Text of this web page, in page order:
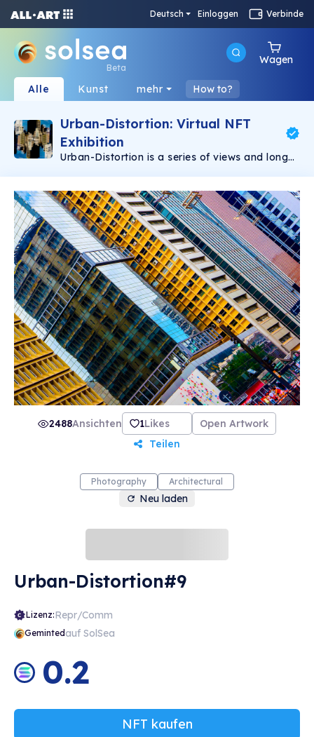
Deutsch Einloggen Verbinde
Beta
Wagen
Alle Kunst mehr How to?
Urban-Distortion: Virtual NFT
Exhibition
Urban-Distortion is a series of views and long
Pardini | instagram @art.pardini | twitter
@artpardini | linktr.ee/art.pardini | graphic
designer and photographer from são paulo,
brazil, living in ubatuba
2488Ansichten 1Likes
Open Artwork
Teilen
Photography Architectural
Neu laden
Urban-Distortion#9
Lizenz:Repr/Comm
Gemintedauf SolSea
0.2
NFT kaufen